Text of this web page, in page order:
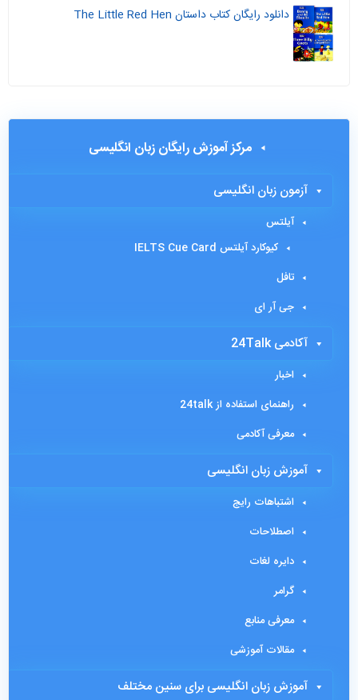
دانلود رایگان کتاب داستان The Little Red Hen
مرکز آموزش رایگان زبان انگلیسی
آزمون زبان انگلیسی
آیلتس
کیوکارد آیلتس IELTS Cue Card
تافل
جی آر ای
آکادمی 24Talk
اخبار
راهنمای استفاده از 24talk
معرفی آکادمی
آموزش زبان انگلیسی
اشتباهات رایج
اصطلاحات
دایره لغات
گرامر
معرفی منابع
مقالات آموزشی
آموزش زبان انگلیسی برای سنین مختلف